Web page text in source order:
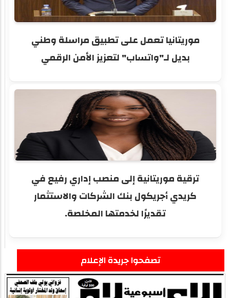
موريتانيا تعمل على تطبيق مراسلة وطني
بديل لـ"واتساب" لتعزيز الأمن الرقمي
ترقية موريتانية إلى منصب إداري رفيع في
كريدي أجريكول بنك الشركات والاستثمار
تقديرًا لخدمتها المخلصة.
تصفحوا جريدة الإعلام